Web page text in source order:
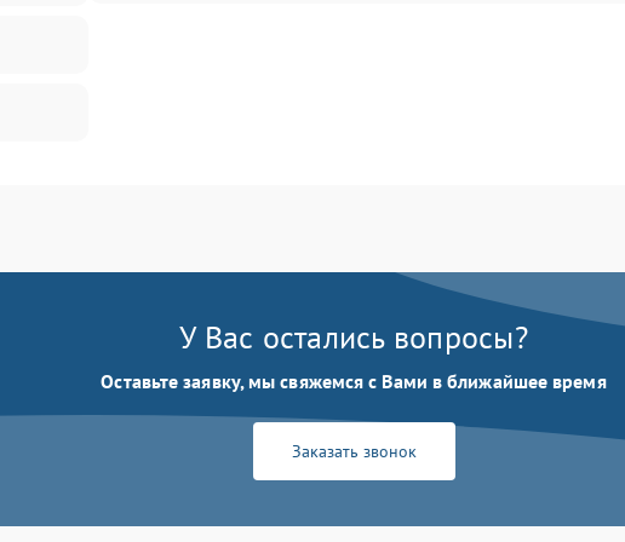
У Вас остались вопросы?
Оставьте заявку, мы свяжемся с Вами в ближайшее время
Заказать звонок